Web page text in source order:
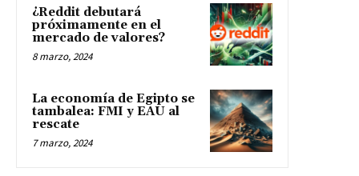
¿Reddit debutará
próximamente en el
mercado de valores?
8 marzo, 2024
La economía de Egipto se
tambalea: FMI y EAU al
rescate
7 marzo, 2024